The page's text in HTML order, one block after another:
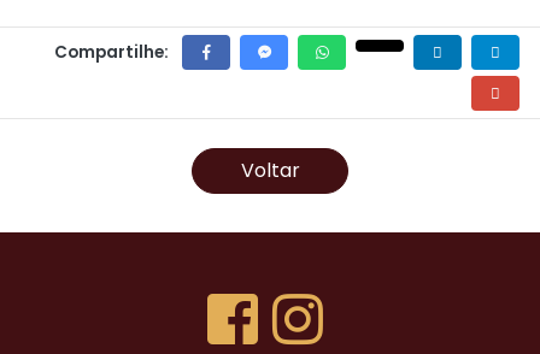
Compartilhe:
Voltar